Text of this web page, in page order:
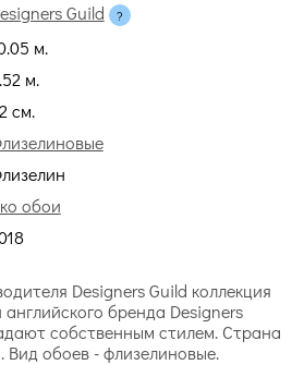
Guild
м.
м.
cм.
обои
Designers Guild коллекция
бренда Designers
собственным стилем. Страна
Вид обоев - флизелиновые.